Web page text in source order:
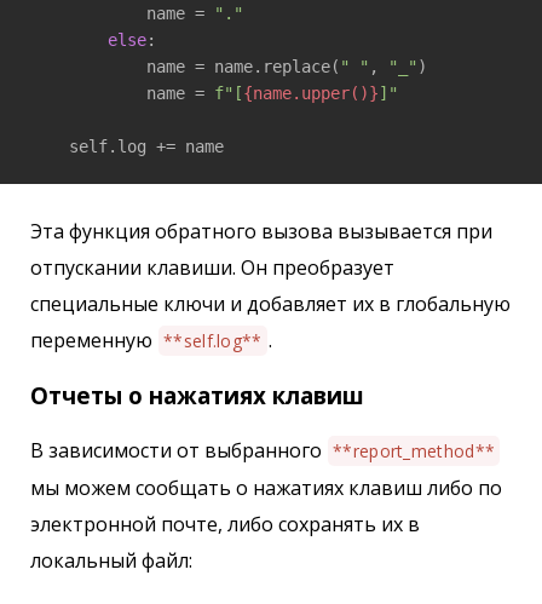
            name =
"."
else:
            name = name.replace(
" " , "_" )
            name =
f"[{name.upper()}]"
    self.log += name
Эта функция обратного вызова вызывается при
отпускании клавиши. Он преобразует
специальные ключи и добавляет их в глобальную
переменную **self.log** .
Отчеты о нажатиях клавиш
В зависимости от выбранного **report_method**
мы можем сообщать о нажатиях клавиш либо по
электронной почте, либо сохранять их в
локальный файл: